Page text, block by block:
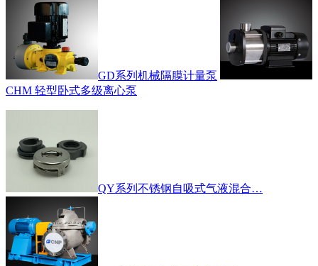
GD系列机械隔膜计量泵
CHM 轻型卧式多级离心泵
QY系列不锈钢自吸式气液混合…